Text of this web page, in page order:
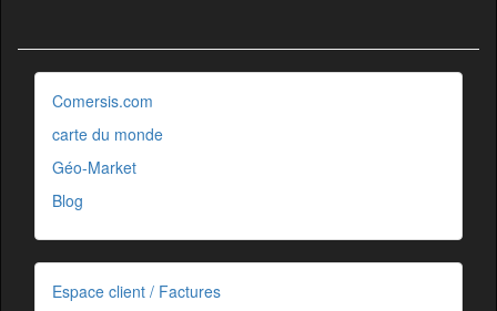
Comersis.com
carte du monde
Géo-Market
Blog
Espace client / Factures